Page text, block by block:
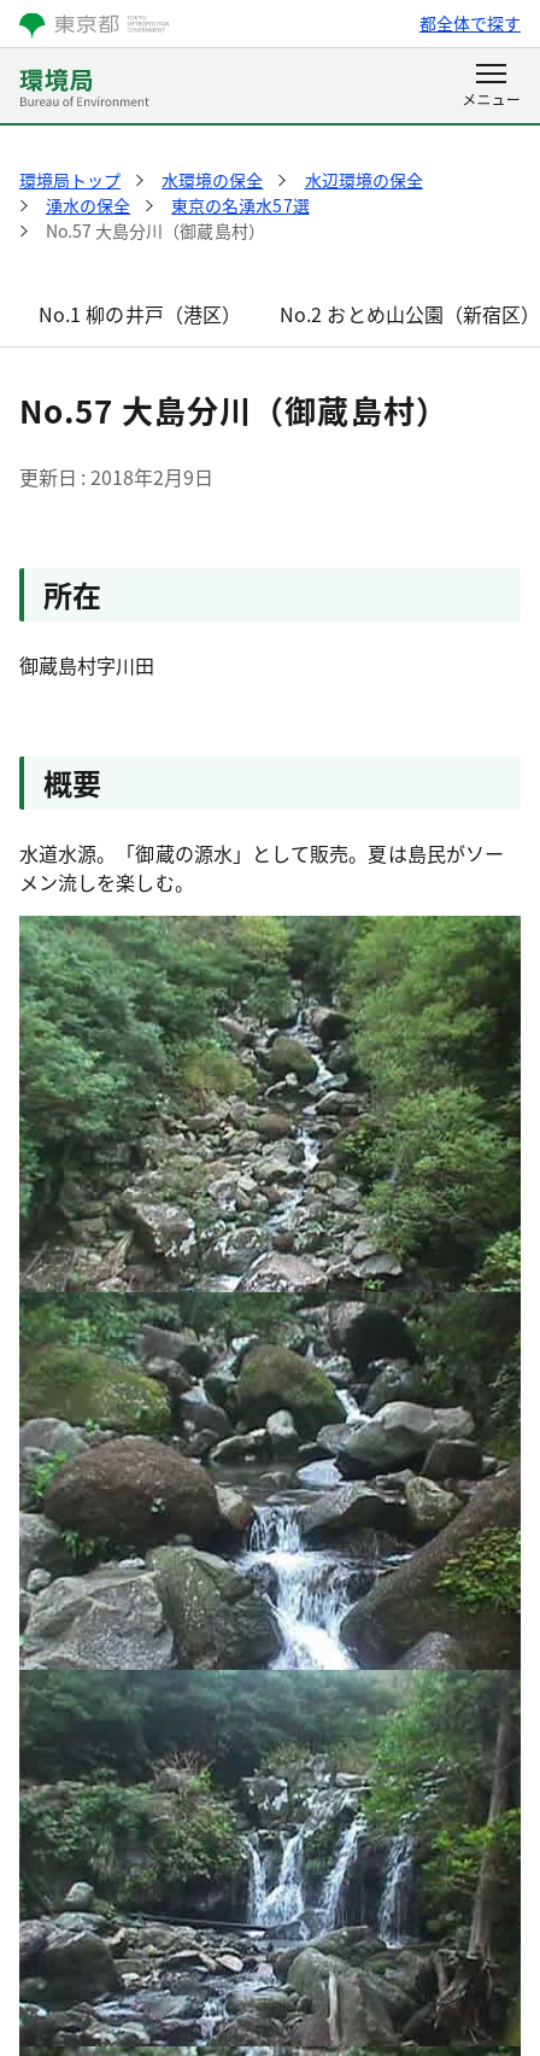
都全体で探す
環境局トップ 水環境の保全
水辺環境の保全
湧水の保全
東京の名湧水57選
No.57 大島分川（御蔵島村）
No.1 柳の井戸（港区） No.2 おとめ山公園（新宿区）
No.57 大島分川（御蔵島村）
更新日 2018年2月9日
所在
御蔵島村字川田
概要
水道水源。「御蔵の源水」として販売。夏は島民がソー
メン流しを楽しむ。